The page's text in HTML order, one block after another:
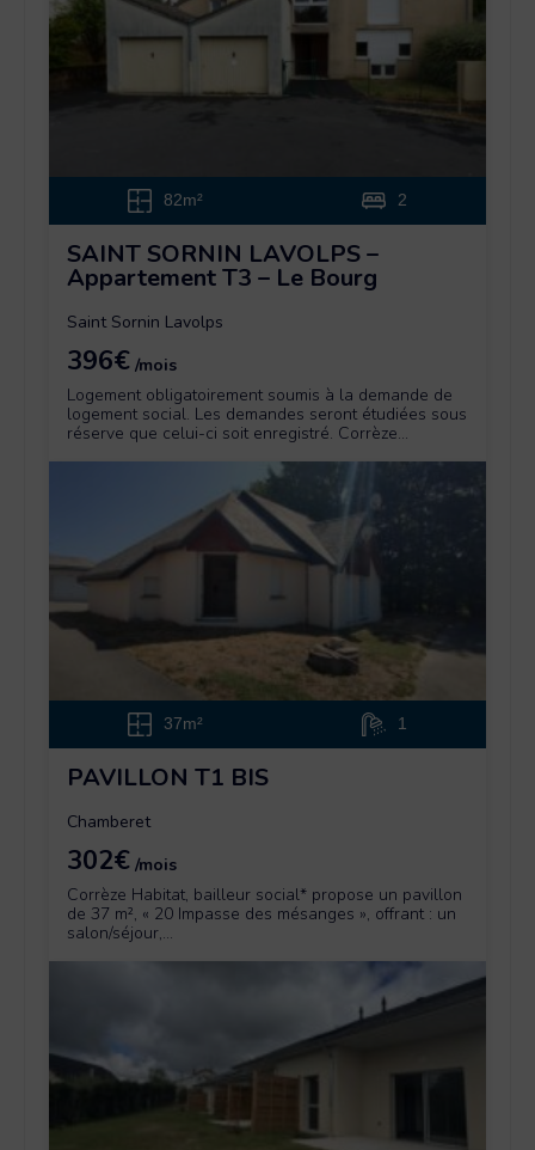
82m² 2
SAINT SORNIN LAVOLPS –
Appartement T3 – Le Bourg
Saint Sornin Lavolps
396€ /mois
Logement obligatoirement soumis à la demande de
logement social. Les demandes seront étudiées sous
réserve que celui-ci soit enregistré. Corrèze...
37m² 1
PAVILLON T1 BIS
Chamberet
302€ /mois
Corrèze Habitat, bailleur social* propose un pavillon
de 37 m², « 20 Impasse des mésanges », offrant : un
salon/séjour,...